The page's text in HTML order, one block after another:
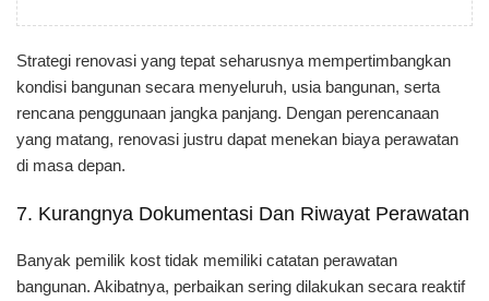
Strategi renovasi yang tepat seharusnya mempertimbangkan
kondisi bangunan secara menyeluruh, usia bangunan, serta
rencana penggunaan jangka panjang. Dengan perencanaan
yang matang, renovasi justru dapat menekan biaya perawatan
di masa depan.
7. Kurangnya Dokumentasi Dan Riwayat Perawatan
Banyak pemilik kost tidak memiliki catatan perawatan
bangunan. Akibatnya, perbaikan sering dilakukan secara reaktif